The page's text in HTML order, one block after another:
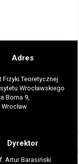
Adres
Fizyki Teoretycznej
Wrocławskiego
Borna 9,
Dyrektor
Artur Barasiński